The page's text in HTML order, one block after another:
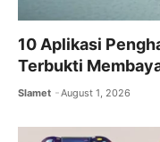
10 Aplikasi
Terbukti
Slamet August 1, 2026